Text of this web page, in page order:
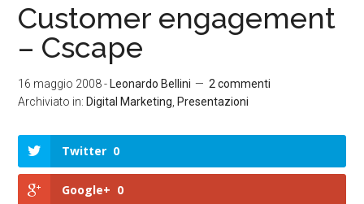
Customer engagement
– Cscape
16 maggio 2008- Leonardo Bellini
2 commenti
Archiviato in: Digital Marketing Presentazioni
Twitter 0
Google+ 0